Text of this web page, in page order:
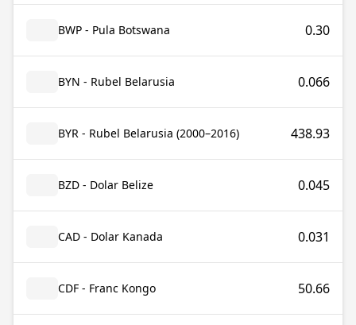
BWP - Pula Botswana 0.30
BYN - Rubel Belarusia 0.066
BYR - Rubel Belarusia (2000–2016) 438.93
BZD - Dolar Belize 0.045
CAD - Dolar Kanada 0.031
CDF - Franc Kongo 50.66